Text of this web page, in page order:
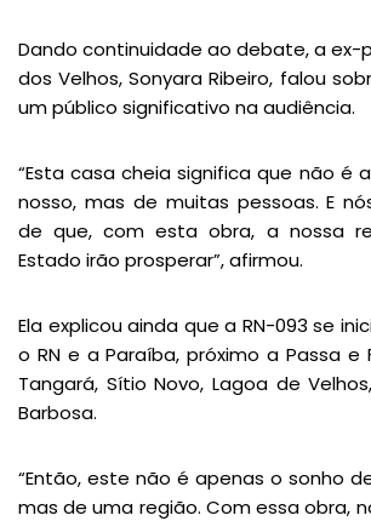
Dando continuidade ao debate, a ex-
dos Velhos, Sonyara Ribeiro, falou
um público significativo na audiência.
“Esta casa cheia significa que não é
nosso, mas de muitas pessoas. E
de que, com esta obra, a nossa
Estado irão prosperar”, afirmou.
Ela explicou ainda que a RN-093 se
o RN e a Paraíba, próximo a Passa e
Tangará, Sítio Novo, Lagoa de
Barbosa.
“Então, este não é apenas o sonho
mas de uma região. Com essa obra,